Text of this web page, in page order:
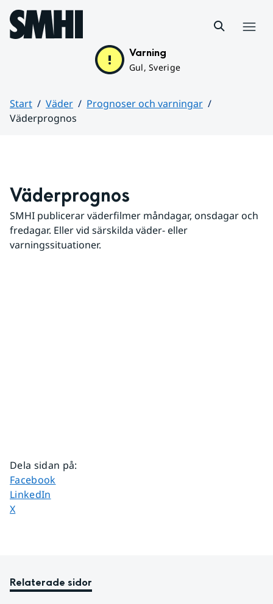
Hoppa till sidans innehåll
Varning
Gul, Sverige
Start Väder
Prognoser och varningar
Väderprognos
Väderprognos
SMHI publicerar väderfilmer måndagar, onsdagar och
fredagar. Eller vid särskilda väder- eller
varningssituationer.
Dela sidan på:
Dela sidan på
Facebook
Dela sidan på
LinkedIn
Dela sidan på
X
Relaterade sidor